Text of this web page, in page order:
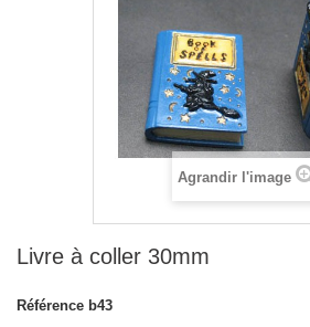
Agrandir l'image
Livre à coller 30mm
Référence b43